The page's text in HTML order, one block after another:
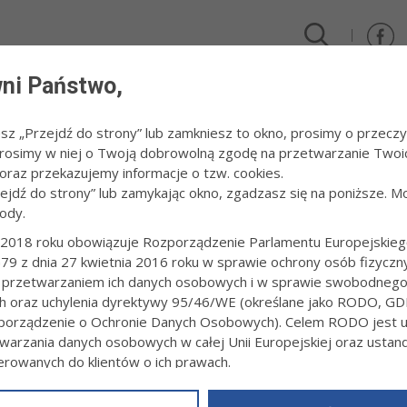
możesz mieć wpływ na rozwój swojego miasta
MIEĆ WPŁYW NA ROZWÓJ
tarnowianie będą mogli wypowiedzieć się o tym, jak w najbliższym
Rozwoju Gminy Miasta Tarnowa na lata 2021-2030. W
cyklu wirtualnych spotkań będzie poznanie opinii
które pozwolą określić cele rozwojowe miasta na najbliższe
Państwo,
„Przejdź do strony” lub zamkniesz to okno, prosimy o
w niej o Twoją dobrowolną zgodę na przetwarzanie
przekazujemy informacje o tzw. cookies.
do strony” lub zamykając okno, zgadzasz się na poniższe.
roku obowiązuje Rozporządzenie Parlamentu
z dnia 27 kwietnia 2016 roku w sprawie ochrony osób
ich danych osobowych i w sprawie
oraz uchylenia dyrektywy 95/46/WE (określane jako RODO,
o Ochronie Danych Osobowych). Celem RODO jest
danych osobowych w całej Unii Europejskiej oraz
do klientów o ich prawach.
powyższym, w zakładceRODOna stroniehttps://